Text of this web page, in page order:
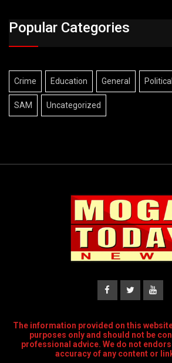
Popular Categories
Crime Education General Political
SAM Uncategorized
The information provided on this
purposes only and should not be
professional advice. We do not
accuracy of any content or